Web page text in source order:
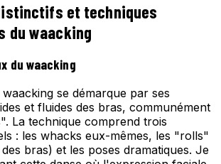
et techniques
du waacking
du waacking
se démarque par ses
et fluides des bras, communément
La technique comprend trois
: les whacks eux-mêmes, les "rolls"
bras) et les poses dramatiques. Je